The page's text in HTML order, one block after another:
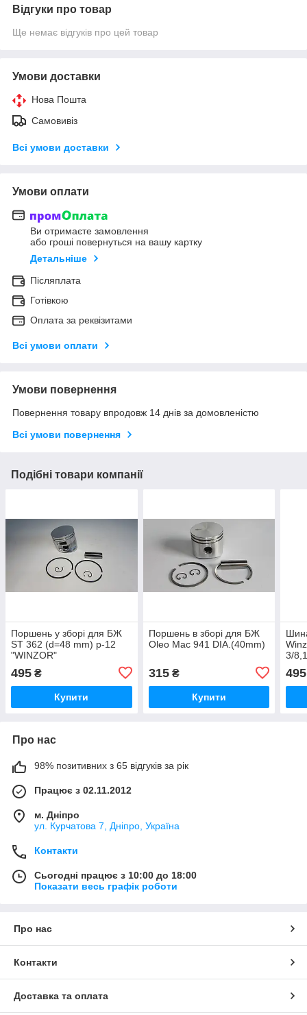
Відгуки про товар
Ще немає відгуків про цей товар
Умови доставки
Нова Пошта
Самовивіз
Всі умови доставки
Умови оплати
Ви отримаєте замовлення
або гроші повернуться на вашу картку
Детальніше
Післяплата
Готівкою
Оплата за реквізитами
Всі умови оплати
Умови повернення
Повернення товару впродовж 14 днів за домовленістю
Всі умови повернення
Подібні товари компанії
Поршень у зборі для БЖ
ST 362 (d=48 mm) p-12
"WINZOR"
495 ₴
Купити
Поршень в зборі для БЖ
Oleo Mac 941 DIA.(40mm)
315₴
Купити
3/
495
Про нас
98% позитивних з 65 відгуків за рік
Працює з 02.11.2012
м. Дніпро
ул. Курчатова 7, Дніпро, Україна
Контакти
Сьогодні працює з 10:00 до 18:00
Показати весь графік роботи
Про нас
Контакти
Доставка та оплата